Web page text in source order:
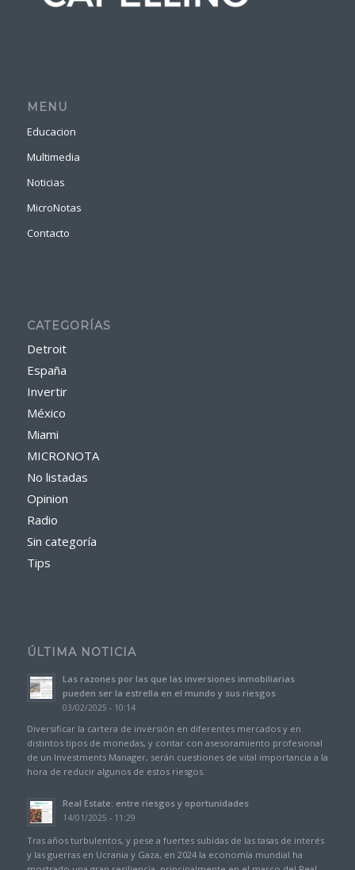
MENU
Educacion
Multimedia
Noticias
MicroNotas
Contacto
CATEGORÍAS
Detroit
España
Invertir
México
Miami
MICRONOTA
No listadas
Opinion
Radio
Sin categoría
Tips
ÚLTIMA NOTICIA
Las razones por las que las inversiones inmobiliarias
pueden ser la estrella en el mundo y sus riesgos
03/02/2025 - 10:14
Diversificar la cartera de inversión en diferentes mercados y en
distintos tipos de monedas, y contar con asesoramiento profesional
de un Investments Manager, serán cuestiones de vital importancia a la
hora de reducir algunos de estos riesgos.
Real Estate: entre riesgos y oportunidades
14/01/2025 - 11:29
Tras años turbulentos, y pese a fuertes subidas de las tasas de interés
y las guerras en Ucrania y Gaza, en 2024 la economía mundial ha